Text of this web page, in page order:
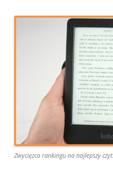
Zwycięzca rankingu na najlepszy